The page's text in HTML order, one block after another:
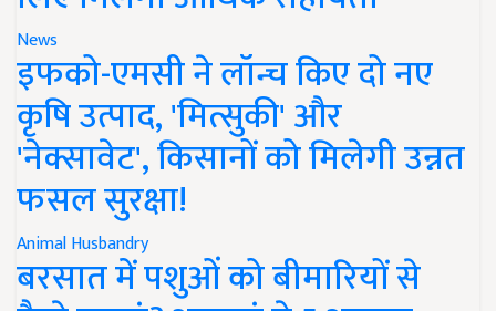
News
इफको-एमसी ने लॉन्च किए दो नए
कृषि उत्पाद, 'मित्सुकी' और
'नेक्सावेट', किसानों को मिलेगी उन्नत
फसल सुरक्षा!
Animal Husbandry
बरसात में पशुओं को बीमारियों से